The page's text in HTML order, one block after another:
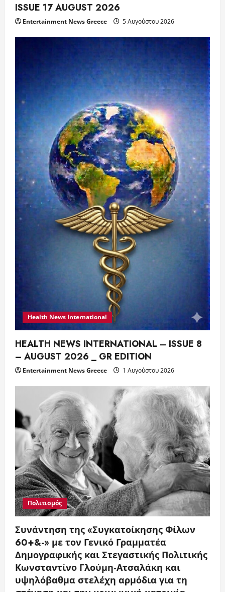
ISSUE 17 AUGUST 2026
Entertainment News Greece 5 Αυγούστου 2026
Health News International
HEALTH NEWS INTERNATIONAL – ISSUE 8
– AUGUST 2026 _ GR EDITION
Entertainment News Greece 1 Αυγούστου 2026
Πολιτισμός
Συνάντηση της «Συγκατοίκησης Φίλων
60+&-» με τον Γενικό Γραμματέα
Δημογραφικής και Στεγαστικής Πολιτικής
Κωνσταντίνο Γλούμη-Ατσαλάκη και
υψηλόβαθμα στελέχη αρμόδια για τη